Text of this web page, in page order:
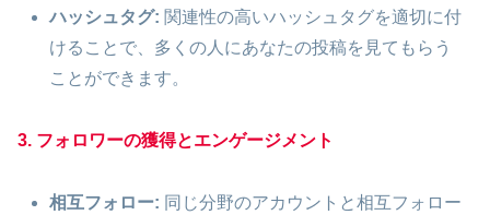
ハッシュタグ: 関連性の高いハッシュタグを適切に付
けることで、多くの人にあなたの投稿を見てもらう
ことができます。
3. フォロワーの獲得とエンゲージメント
相互フォロー: 同じ分野のアカウントと相互フォロー